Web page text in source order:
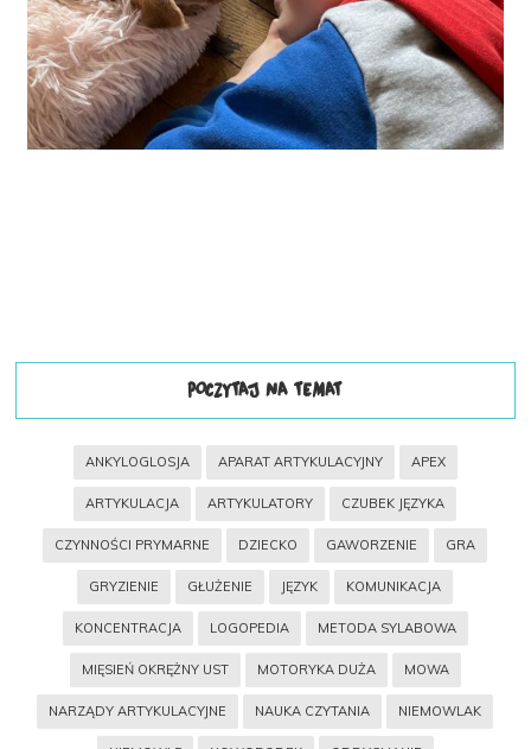
POCZYTAJ NA TEMAT
ANKYLOGLOSJA APARAT ARTYKULACYJNY APEX
ARTYKULACJA ARTYKULATORY CZUBEK JĘZYKA
CZYNNOŚCI PRYMARNE DZIECKO GAWORZENIE GRA
GRYZIENIE GŁUŻENIE JĘZYK KOMUNIKACJA
KONCENTRACJA LOGOPEDIA METODA SYLABOWA
MIĘSIEŃ OKRĘŻNY UST MOTORYKA DUŻA MOWA
NARZĄDY ARTYKULACYJNE NAUKA CZYTANIA NIEMOWLAK